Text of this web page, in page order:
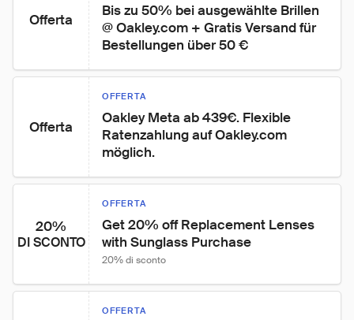
Offerta
Bis zu 50% bei ausgewählte Brillen
@ Oakley.com + Gratis Versand für
Bestellungen über 50 €
Offerta
OFFERTA
Oakley Meta ab 439€. Flexible
Ratenzahlung auf Oakley.com
möglich.
20%
DI SCONTO
OFFERTA
Get 20% off Replacement Lenses
with Sunglass Purchase
20% di sconto
OFFERTA